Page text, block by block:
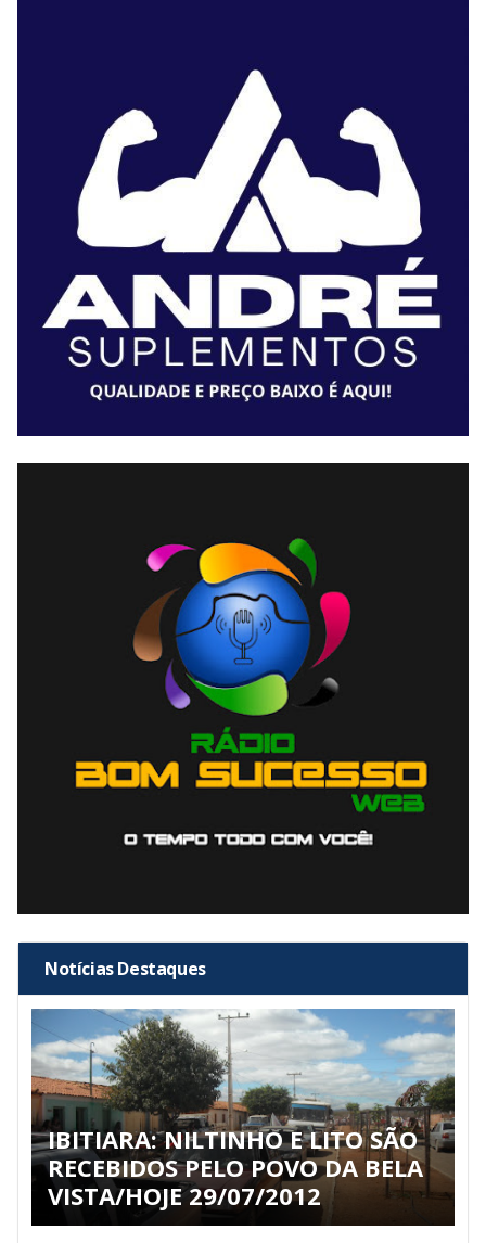
Notícias Destaques
IBITIARA: NILTINHO E LITO SÃO
RECEBIDOS PELO POVO DA BELA
VISTA/HOJE 29/07/2012